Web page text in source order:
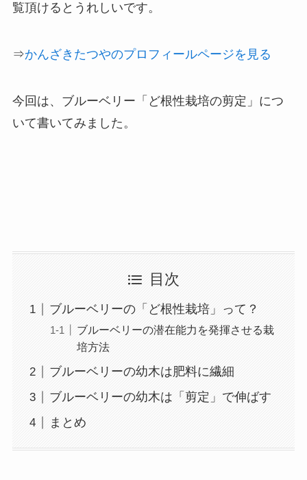
覧頂けるとうれしいです。
⇒かんざきたつやのプロフィールページを見る
今回は、ブルーベリー「ど根性栽培の剪定」につ
いて書いてみました。
目次
ブルーベリーの「ど根性栽培」って？
ブルーベリーの潜在能力を発揮させる栽
培方法
ブルーベリーの幼木は肥料に繊細
ブルーベリーの幼木は「剪定」で伸ばす
まとめ